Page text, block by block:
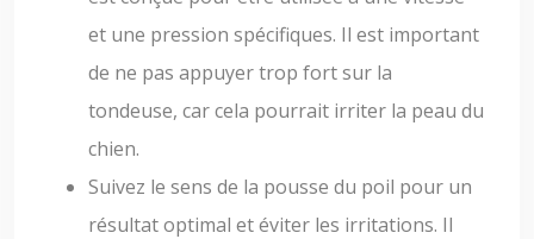
et une pression spécifiques. Il est important
de ne pas appuyer trop fort sur la
tondeuse, car cela pourrait irriter la peau du
chien.
Suivez le sens de la pousse du poil pour un
résultat optimal et éviter les irritations. Il